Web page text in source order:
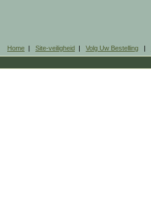
Home | Site-veiligheid | Volg Uw Bestelling |